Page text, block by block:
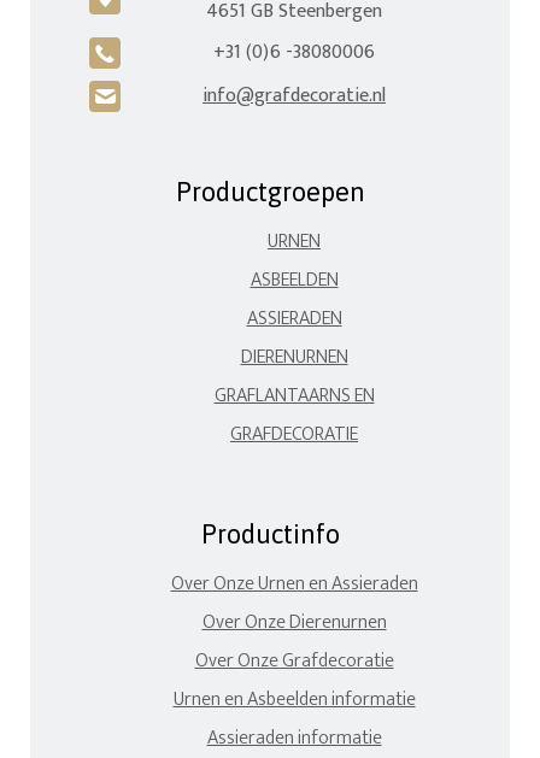
4651 GB Steenbergen
A +31 (0)6 -38080006
H info@grafdecoratie.nl
Productgroepen
URNEN
ASBEELDEN
ASSIERADEN
DIERENURNEN
GRAFLANTAARNS EN
GRAFDECORATIE
Productinfo
Over Onze Urnen en Assieraden
Over Onze Dierenurnen
Over Onze Grafdecoratie
Urnen en Asbeelden informatie
Assieraden informatie